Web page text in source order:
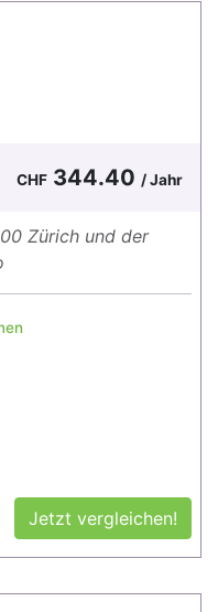
CHF 344.40 / Jahr
Zürich und der
Jetzt vergleichen!